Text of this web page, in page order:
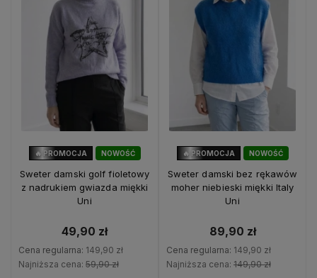
NOWOŚĆ
🔥 PROMOCJA
Sweter damski golf fioletowy
z nadrukiem gwiazda miękki
Uni
49,90 zł
Cena regularna: 149,90 zł
Najniższa cena: 59,90 zł
NOWOŚĆ
🔥 PROMOCJA
Sweter damski bez rękawów
moher niebieski miękki Italy
Uni
89,90 zł
Cena regularna: 149,90 zł
Najniższa cena: 149,90 zł